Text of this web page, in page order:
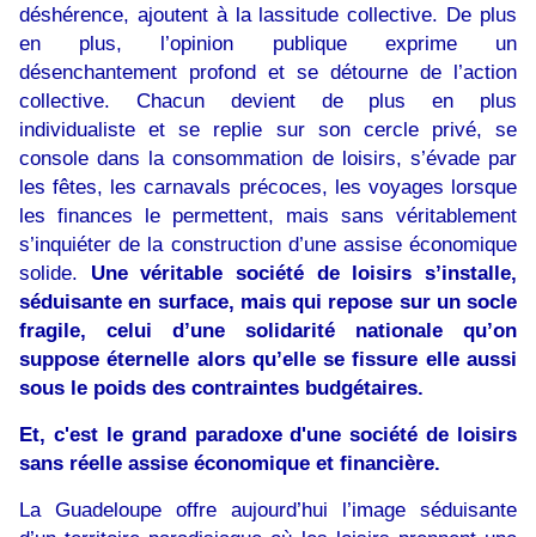
déshérence, ajoutent à la lassitude collective. De plus
en plus, l’opinion publique exprime un
désenchantement profond et se détourne de l’action
collective. Chacun devient de plus en plus
individualiste et se replie sur son cercle privé, se
console dans la consommation de loisirs, s’évade par
les fêtes, les carnavals précoces, les voyages lorsque
les finances le permettent, mais sans véritablement
s’inquiéter de la construction d’une assise économique
solide. Une véritable société de loisirs s’installe,
séduisante en surface, mais qui repose sur un socle
fragile, celui d’une solidarité nationale qu’on
suppose éternelle alors qu’elle se fissure elle aussi
sous le poids des contraintes budgétaires.
Et, c'est le grand paradoxe d'une société de loisirs
sans réelle assise économique et financière.
La Guadeloupe offre aujourd’hui l’image séduisante